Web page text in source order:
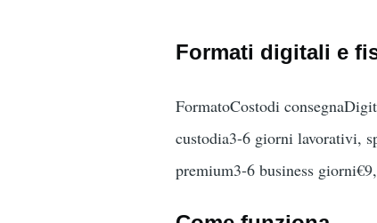
Formati digitali e
FormatoCostodi
custodia3-6 giorni lavorativi,
premium3-6 business